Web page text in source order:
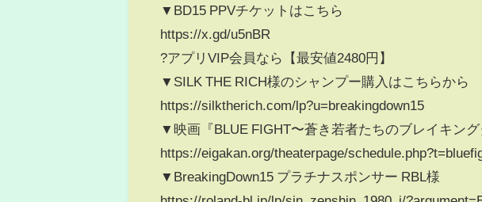
▼BD15 PPVチケットはこちら
https://x.gd/u5nBR
?アプリVIP会員なら【最安値2480円】
▼SILK THE RICH様のシャンプー購入はこちらから
https://silktherich.com/lp?u=breakingdown15
▼映画『BLUE FIGHT〜蒼き若者たちのブレイキン
https://eigakan.org/theaterpage/
▼BreakingDown15 プラチナスポンサー RBL様